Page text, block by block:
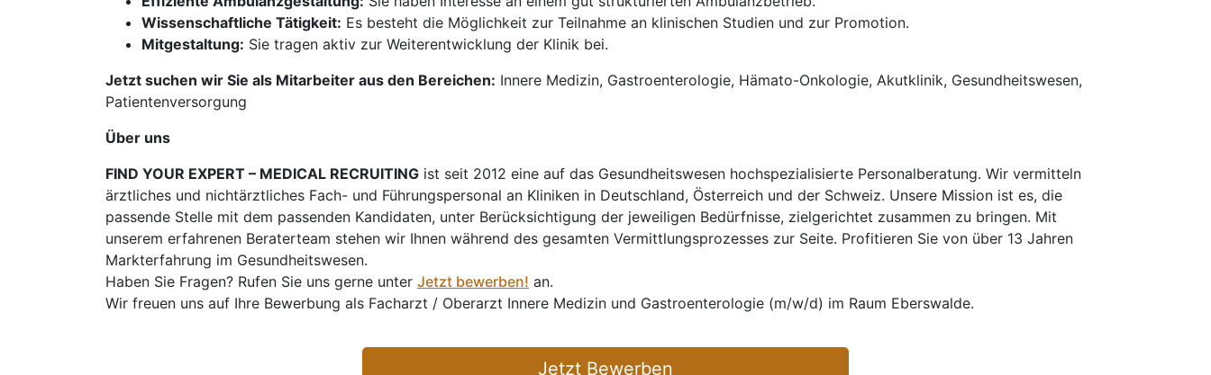
Wissenschaftliche Tätigkeit: Es besteht die Möglichkeit zur Teilnahme an klinischen Studien und zur Promotion.
Mitgestaltung: Sie tragen aktiv zur Weiterentwicklung der Klinik bei.
Jetzt suchen wir Sie als Mitarbeiter aus den Bereichen: Innere Medizin, Gastroenterologie, Hämato-Onkologie, Akutklinik, Gesundheitswesen,
Patientenversorgung
Über uns
FIND YOUR EXPERT – MEDICAL RECRUITING ist seit 2012 eine auf das Gesundheitswesen hochspezialisierte Personalberatung. Wir vermitteln
ärztliches und nichtärztliches Fach- und Führungspersonal an Kliniken in Deutschland, Österreich und der Schweiz. Unsere Mission ist es, die
passende Stelle mit dem passenden Kandidaten, unter Berücksichtigung der jeweiligen Bedürfnisse, zielgerichtet zusammen zu bringen. Mit
unserem erfahrenen Beraterteam stehen wir Ihnen während des gesamten Vermittlungsprozesses zur Seite. Profitieren Sie von über 13 Jahren
Markterfahrung im Gesundheitswesen.
Haben Sie Fragen? Rufen Sie uns gerne unter Jetzt bewerben! an.
Wir freuen uns auf Ihre Bewerbung als Facharzt / Oberarzt Innere Medizin und Gastroenterologie (m/w/d) im Raum Eberswalde.
Jetzt Bewerben